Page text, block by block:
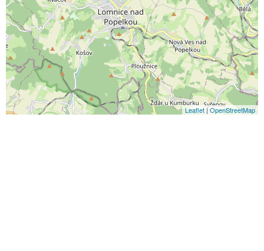
Leaflet|OpenStreetMap